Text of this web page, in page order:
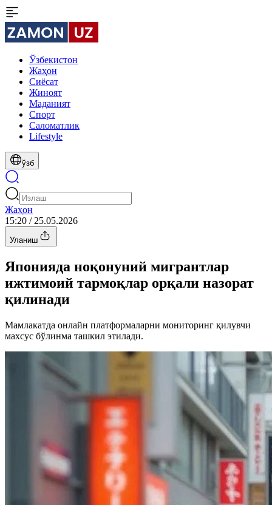
Ўзбекистон
Жаҳон
Сиёсат
Жиноят
Маданият
Спорт
Cаломатлик
Lifestyle
ўзб
Жаҳон
15:20 / 25.05.2026
Уланиш
Японияда ноқонуний мигрантлар
ижтимоий тармоқлар орқали назорат
қилинади
Мамлакатда онлайн платформаларни мониторинг қилувчи
махсус бўлинма ташкил этилади.